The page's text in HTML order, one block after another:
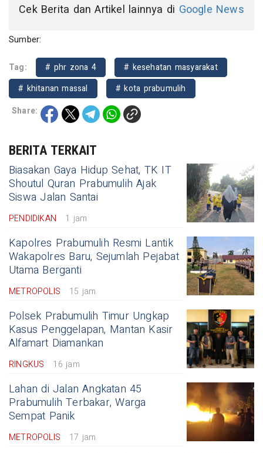
Cek Berita dan Artikel lainnya di Google News
Sumber:
Tag: # phr zona 4
# kesehatan masyarakat
# khitanan massal
# kota prabumulih
Share:
BERITA TERKAIT
Biasakan Gaya Hidup Sehat, TK IT
Shoutul Quran Prabumulih Ajak
Siswa Jalan Santai
PENDIDIKAN 1 jam
Kapolres Prabumulih Resmi Lantik
Wakapolres Baru, Sejumlah Pejabat
Utama Berganti
METROPOLIS 15 jam
Polsek Prabumulih Timur Ungkap
Kasus Penggelapan, Mantan Kasir
Alfamart Diamankan
RINGKUS 16 jam
Lahan di Jalan Angkatan 45
Prabumulih Terbakar, Warga
Sempat Panik
METROPOLIS 17 jam